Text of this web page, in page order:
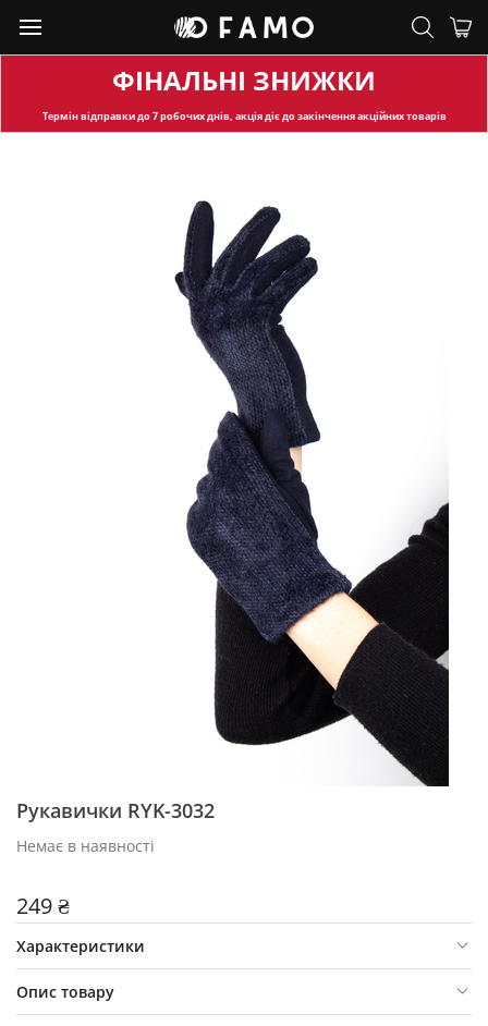
ФІНАЛЬНІ ЗНИЖКИ
Термін відправкидо 7 робочих днів, акція діє до закінчення акційних товарів
Рукавички RYK-3032
Немає в наявності
249 ₴
Характеристики
Опис товару